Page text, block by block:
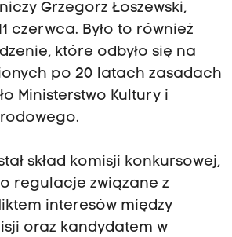
Grzegorz Łoszewski,
czerwca. Było to również
które odbyło się na
po 20 latach zasadach
Ministerstwo Kultury i
skład komisji konkursowej,
regulacje związane z
interesów między
oraz kandydatem w